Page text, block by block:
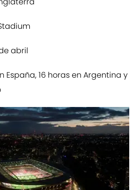
abril
España, 16 horas en Argentina y